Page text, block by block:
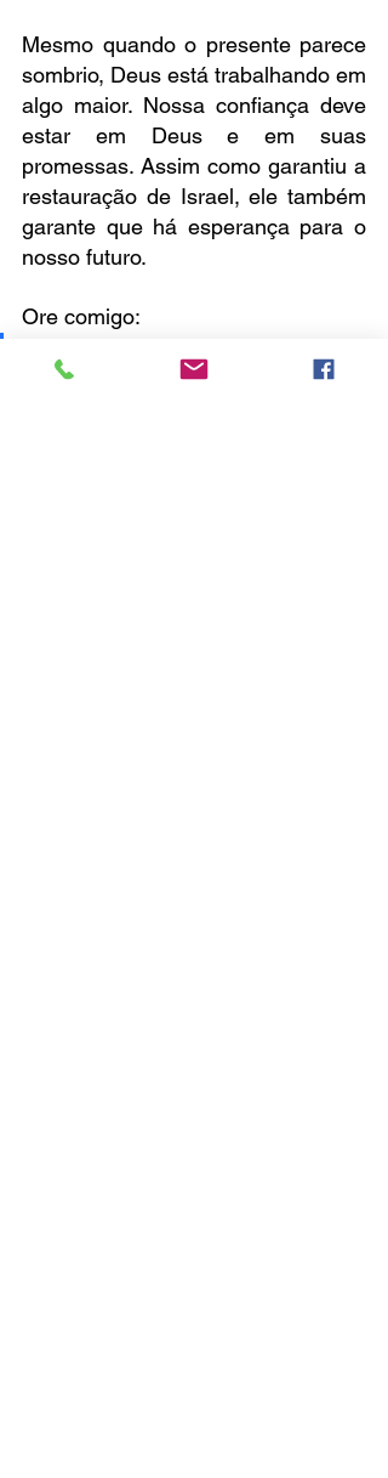
Mesmo quando o presente parece
sombrio, Deus está trabalhando em
algo maior. Nossa confiança deve
estar em Deus e em suas
promessas. Assim como garantiu a
restauração de Israel, ele também
garante que há esperança para o
nosso futuro.
Ore comigo:
Senhor, em meio às